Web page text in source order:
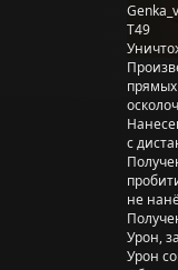
T49
с
не
Урон,
Урон